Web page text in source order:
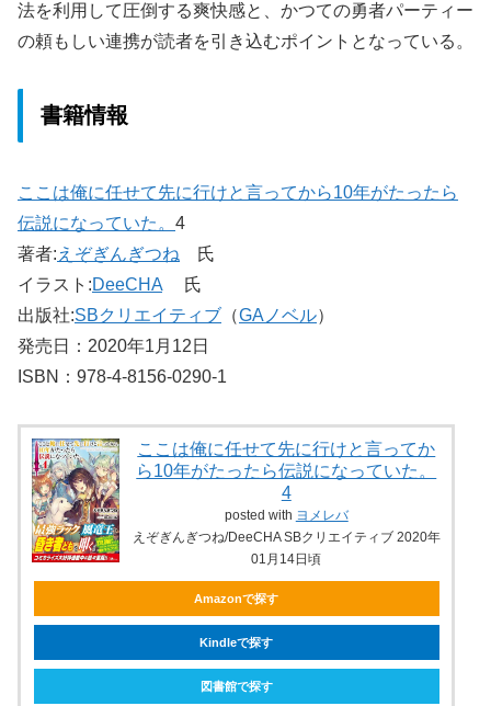
法を利用して圧倒する爽快感と、かつての勇者パーティー
の頼もしい連携が読者を引き込むポイントとなっている。
書籍情報
ここは俺に任せて先に行けと言ってから10年がたったら
伝説になっていた。 4
著者: えぞぎんぎつね 氏
イラスト:DeeCHA 氏
出版社:SBクリエイティブ （GAノベル）
発売日：2020年1月12日
ISBN：978-4-8156-0290-1
ここは俺に任せて先に行けと言ってか
ら10年がたったら伝説になっていた。
4
posted with ヨメレバ
えぞぎんぎつね/DeeCHA SBクリエイティブ 2020年
01月14日頃
Amazonで探す
Kindleで探す
図書館で探す